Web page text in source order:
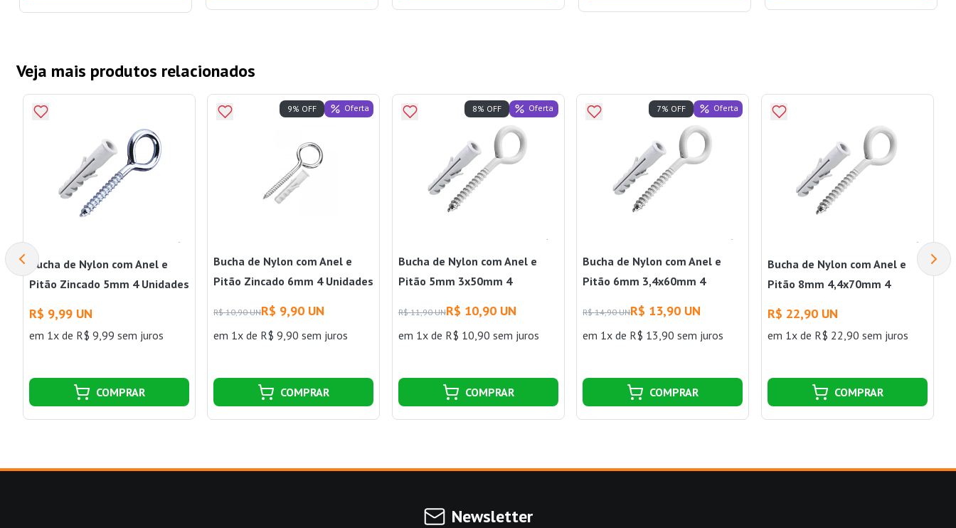
Veja mais produtos relacionados
Bucha de Nylon com Anel e
Pitão Zincado 5mm 4 Unidades
R$ 9,99 UN
em 1x de R$ 9,99 sem juros
COMPRAR
Bucha de Nylon com Anel e
Pitão Zincado 6mm 4 Unidades
R$ 10,90 UNR$ 9,90 UN
em 1x de R$ 9,90 sem juros
9% OFF Oferta
COMPRAR
Bucha de Nylon com Anel e
Pitão 5mm 3x50mm 4
R$ 11,90 UNR$ 10,90 UN
em 1x de R$ 10,90 sem juros
8% OFF Oferta
COMPRAR
Bucha de Nylon com Anel e
Pitão 6mm 3,4x60mm 4
R$ 14,90 UNR$ 13,90 UN
em 1x de R$ 13,90 sem juros
7% OFF Oferta
COMPRAR
Bucha de Nylon com Anel e
Pitão 8mm 4,4x70mm 4
R$ 22,90 UN
em 1x de R$ 22,90 sem juros
COMPRAR
Newsletter